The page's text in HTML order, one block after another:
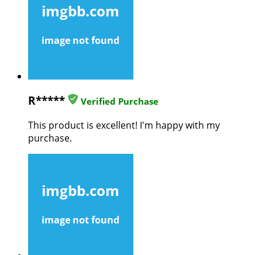
R***** Verified Purchase
This product is excellent! I'm happy with my
purchase.